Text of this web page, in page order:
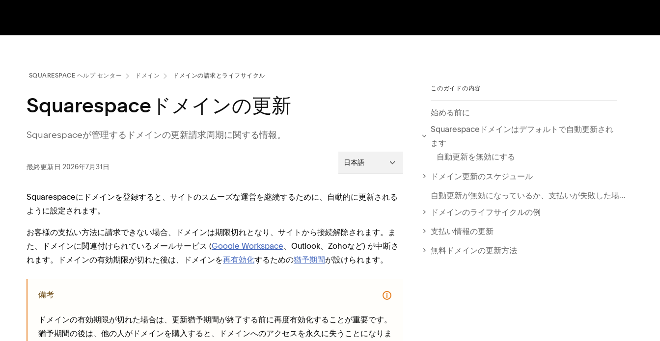
SQUARESPACE ヘルプ センタ⁠ー ドメイン ドメインの請求とライフサイクル
Squarespaceドメインの更新
Squarespaceが管理するドメインの更新請求周期に関する情報⁠。
最終更新日 2026年7月31日 日本語
Squarespaceにドメインを登録すると⁠、サイトのスム⁠ーズな運営を継続するために⁠、自動的に更新される
ように設定されます⁠。
お客様の支払い方法に請求できない場合⁠、ドメインは期限切れとなり⁠、サイトから接続解除されます⁠。ま
た⁠、ドメインに関連付けられているメ⁠ールサ⁠ービス (⁠Google Workspace⁠、Outlook⁠、Zohoなど⁠) が中断さ
れます⁠。ドメインの有効期限が切れた後は⁠、ドメインを再有効化するための猶予期間が設けられます⁠。
備考
ドメインの有効期限が切れた場合は⁠、更新猶予期間が終了する前に再度有効化することが重要です⁠。
猶予期間の後は⁠、他の人がドメインを購入すると⁠、ドメインへのアクセスを永久に失うことになりま
このガイドの内容
始める前に
Squarespaceドメインはデフ⁠ォルトで自動更新され
ます
自動更新を無効にする
ドメイン更新のスケジ⁠ュ⁠ール
自動更新が無効にな⁠っているか⁠、支払いが失敗した場合⁠、ドメインは期限切れになります
ドメインのライフサイクルの例
支払い情報の更新
無料ドメインの更新方法